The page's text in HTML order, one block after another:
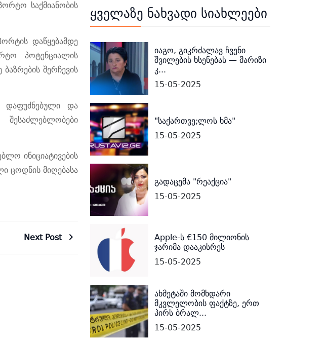
საქმიანობის
დაწყებამდე
პოტენციალის
ბაზრების შერჩევის
დაფუძნებული
და
შესაძლებლობები
ინიციატივების
ცოდნის მიღებასა
Next Post
ყველაზე ნახვადი სიახლეები
იაგო, გიკრძალავ ჩვენი
შვილების ხსენებას — მარიზი
კ...
15-05-2025
"საქართვე;ლოს ხმა"
15-05-2025
გადაცემა "რეაქცია"
15-05-2025
Apple-ს €150 მილიონის
ჯარიმა დააკისრეს
15-05-2025
ახმეტაში მომხდარი
მკვლელობის ფაქტზე, ერთ
პირს ბრალ...
15-05-2025